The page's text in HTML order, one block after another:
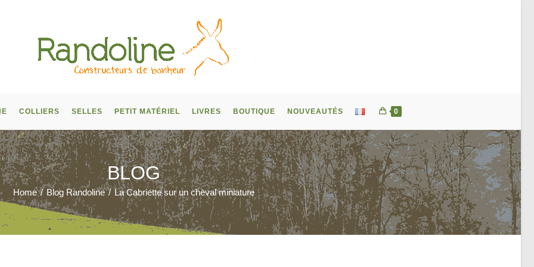
COLLIERS SELLES PETIT MATÉRIEL LIVRES BOUTIQUE NOUVEAUTÉS 0
BLOG
Home / Blog Randoline / La Cabriette sur un cheval miniature